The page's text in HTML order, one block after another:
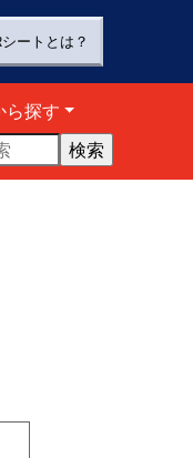
ートとは？
ら探す